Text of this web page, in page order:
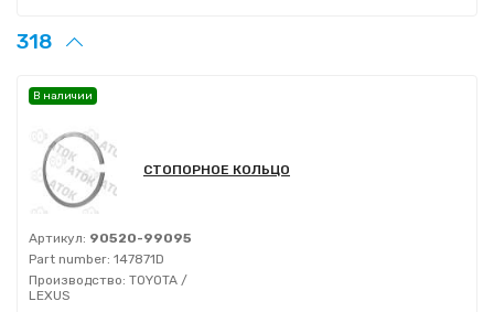
318
СТОПОРНОЕ КОЛЬЦО
Артикул: 90520-99095
Part number: 147871D
Производство: TOYOTA /
LEXUS
В наличии